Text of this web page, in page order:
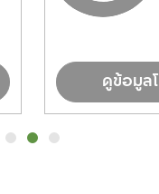
ดูข้อมูล